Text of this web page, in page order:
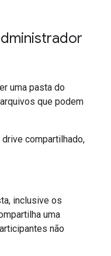
uma pasta do
que podem
compartilhado,
inclusive os
uma
não